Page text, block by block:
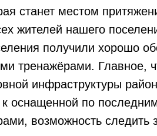
станет местом
жителей нашего
получили хорошо
тренажёрами. Главное,
инфраструктуры
к оснащенной по
возможность следить